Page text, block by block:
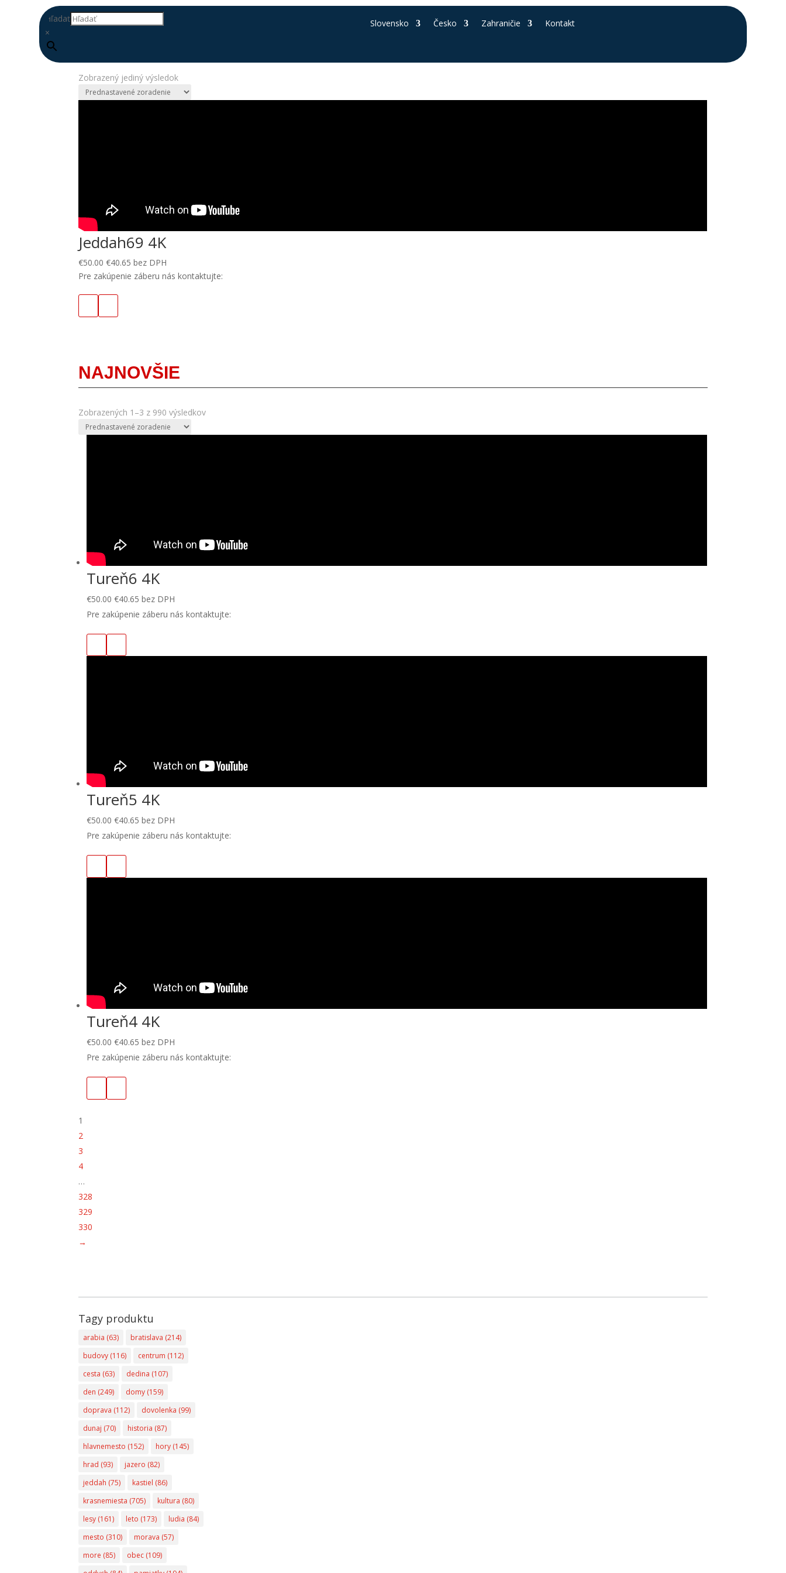
Hľadať
×
Slovensko Česko Zahraničie Kontakt
Zobrazený jediný výsledok
Jeddah69 4K
€50.00 €40.65 bez DPH
Pre zakúpenie záberu nás kontaktujte:
NAJNOVŠIE
Zobrazených 1–3 z 990 výsledkov
Tureň6 4K
€50.00 €40.65 bez DPH
Pre zakúpenie záberu nás kontaktujte:
Tureň5 4K
€50.00 €40.65 bez DPH
Pre zakúpenie záberu nás kontaktujte:
Tureň4 4K
€50.00 €40.65 bez DPH
Pre zakúpenie záberu nás kontaktujte:
1
2
3
4
…
328
329
330
→
Tagy produktu
arabia (63) bratislava (214)
budovy (116) centrum (112)
cesta (63) dedina (107)
den (249) domy (159)
doprava (112) dovolenka (99)
dunaj (70) historia (87)
hlavnemesto (152) hory (145)
hrad (93) jazero (82)
jeddah (75) kastiel (86)
krasnemiesta (705) kultura (80)
lesy (161) leto (173) ludia (84)
mesto (310) morava (57)
more (85) obec (109)